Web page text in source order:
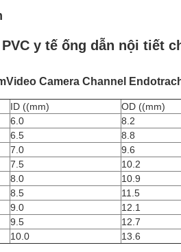
y tế ống dẫn nội tiết
Video Camera Channel
ID ((mm) OD ((mm)
6.0 8.2
6.5 8.8
7.0 9.6
7.5 10.2
8.0 10.9
8.5 11.5
9.0 12.1
9.5 12.7
10.0 13.6